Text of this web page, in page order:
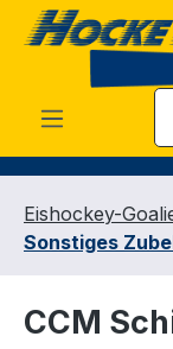
Zum Hauptinhalt
Eishockey-
Sonstiges
CCM